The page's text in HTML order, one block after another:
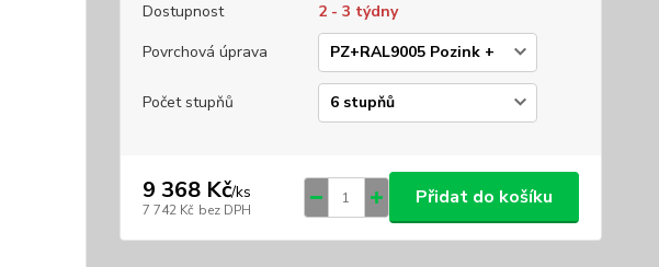
Dostupnost
2 - 3 týdny
Povrchová úprava
Počet stupňů
9 368 Kč/ks
7 742 Kč bez DPH
Přidat do košíku